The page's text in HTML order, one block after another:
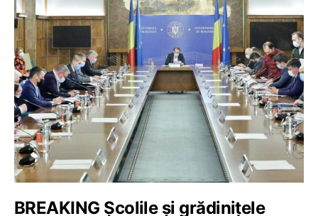
BREAKING Școlile și grădinițele